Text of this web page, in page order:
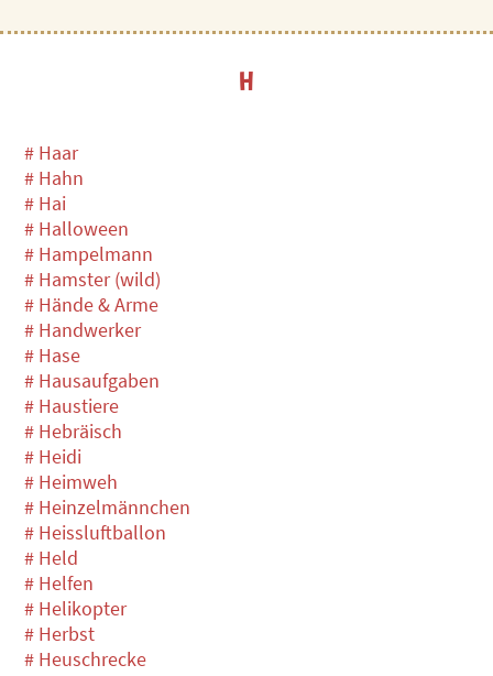
H
# Haar
# Hahn
# Hai
# Halloween
# Hampelmann
# Hamster (wild)
# Hände & Arme
# Handwerker
# Hase
# Hausaufgaben
# Haustiere
# Hebräisch
# Heidi
# Heimweh
# Heinzelmännchen
# Heissluftballon
# Held
# Helfen
# Helikopter
# Herbst
# Heuschrecke